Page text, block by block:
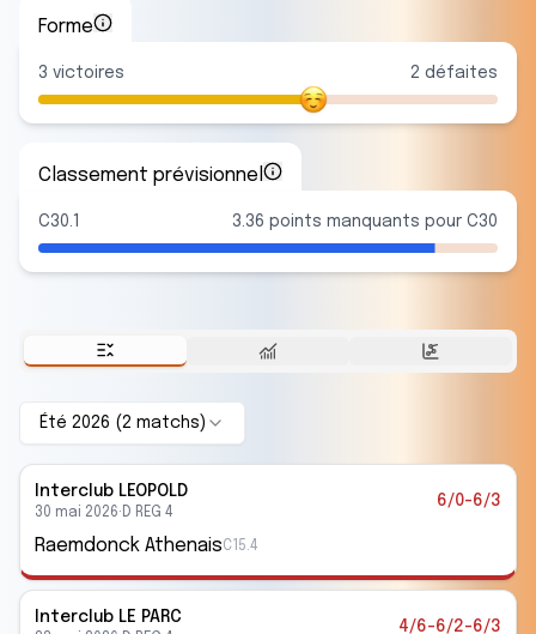
Forme
3 victoires 2 défaites
Classement prévisionnel
C30.1 3.36 points manquants pour C30
Été 2026 (2 matchs )
Interclub LEOPOLD
30 mai 2026· D REG 4
6/0-6/3
Raemdonck AthenaisC15.4
Interclub LE PARC
4/6-6/2-6/3